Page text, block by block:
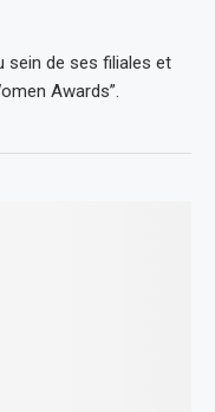
sein de ses filiales et
Awards”.